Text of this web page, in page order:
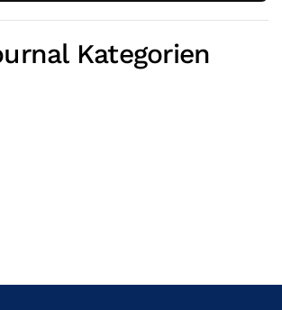
Kategorien